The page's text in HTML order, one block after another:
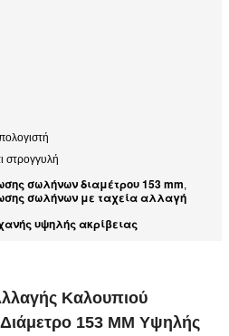
στρογγυλή
σωλήνων διαμέτρου 153 mm,
σωλήνων με ταχεία αλλαγή
υψηλής ακρίβειας
Καλουπιού
153 MM Υψηλής